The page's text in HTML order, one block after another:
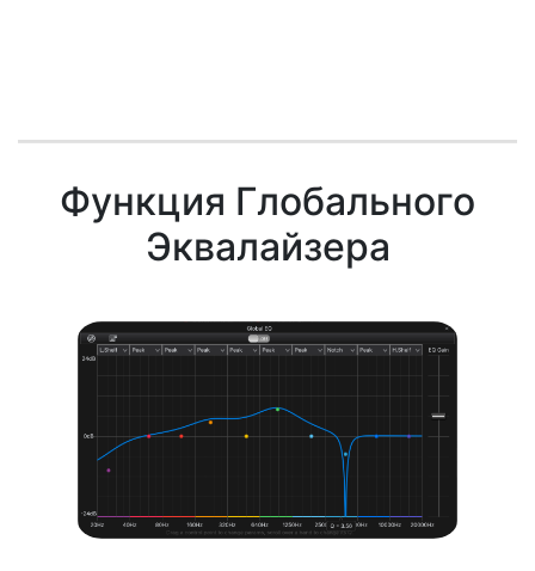
Функция Глобального
Эквалайзера